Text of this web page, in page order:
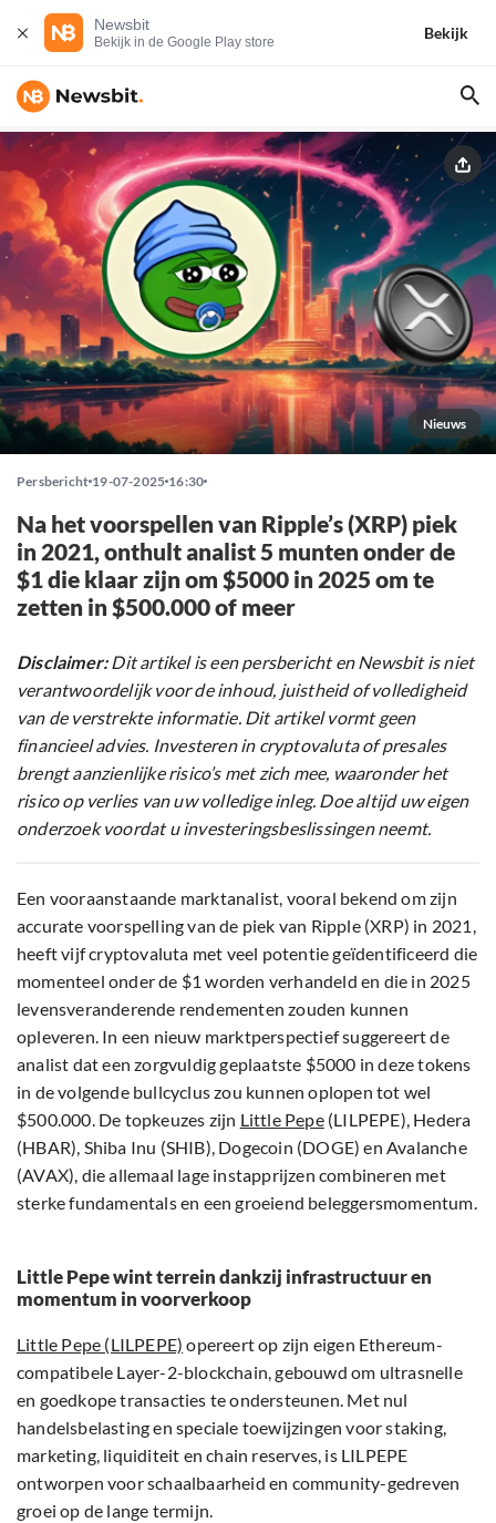
Newsbit
Bekijk in de Google Play store
Bekijk
Nieuws
Persbericht 19-07-2025 16:30
Na het voorspellen van Ripple’s (XRP) piek
in 2021, onthult analist 5 munten onder de
$1 die klaar zijn om $5000 in 2025 om te
zetten in $500.000 of meer
Disclaimer:Dit artikel is een persbericht en Newsbit is niet
verantwoordelijk voor de inhoud, juistheid of volledigheid
van de verstrekte informatie. Dit artikel vormt geen
financieel advies. Investeren in cryptovaluta of presales
brengt aanzienlijke risico’s met zich mee, waaronder het
risico op verlies van uw volledige inleg. Doe altijd uw eigen
onderzoek voordat u investeringsbeslissingen neemt.
Een vooraanstaande marktanalist, vooral bekend om zijn
accurate voorspelling van de piek van Ripple (XRP) in 2021,
heeft vijf cryptovaluta met veel potentie geïdentificeerd die
momenteel onder de $1 worden verhandeld en die in 2025
levensveranderende rendementen zouden kunnen
opleveren. In een nieuw marktperspectief suggereert de
analist dat een zorgvuldig geplaatste $5000 in deze tokens
in de volgende bullcyclus zou kunnen oplopen tot wel
$500.000. De topkeuzes zijn Little Pepe(LILPEPE), Hedera
(HBAR), Shiba Inu (SHIB), Dogecoin (DOGE) en Avalanche
(AVAX), die allemaal lage instapprijzen combineren met
sterke fundamentals en een groeiend beleggersmomentum.
Little Pepe wint terrein dankzij infrastructuur en
momentum in voorverkoop
Little Pepe (LILPEPE) opereert op zijn eigen Ethereum-
compatibele Layer-2-blockchain, gebouwd om ultrasnelle
en goedkope transacties te ondersteunen. Met nul
handelsbelasting en speciale toewijzingen voor staking,
marketing, liquiditeit en chain reserves, is LILPEPE
ontworpen voor schaalbaarheid en community-gedreven
groei op de lange termijn.